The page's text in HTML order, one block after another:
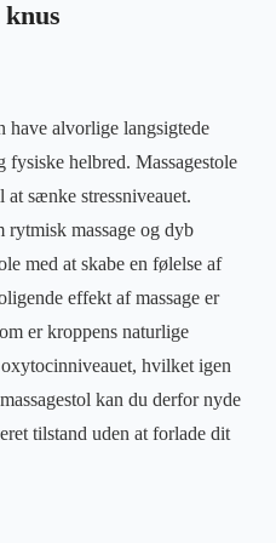
have alvorlige langsigtede
fysiske helbred. Massagestole
sænke stressniveauet.
rytmisk massage og dyb
med at skabe en følelse af
effekt af massage er
er kroppens naturlige
hvilket igen
kan du derfor nyde
tilstand uden at forlade dit